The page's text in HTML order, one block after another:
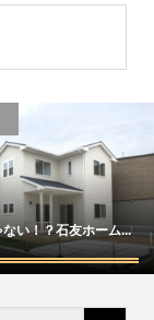
い！？石友ホーム...